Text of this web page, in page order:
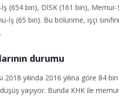
(654 bin), DİSK (161 bin),
İş (65 bin). Bu bölünme, işçi
durumu
2018 yılında 2016 yılına göre 84
düşüş yaşıyor. Bunda KHK ile